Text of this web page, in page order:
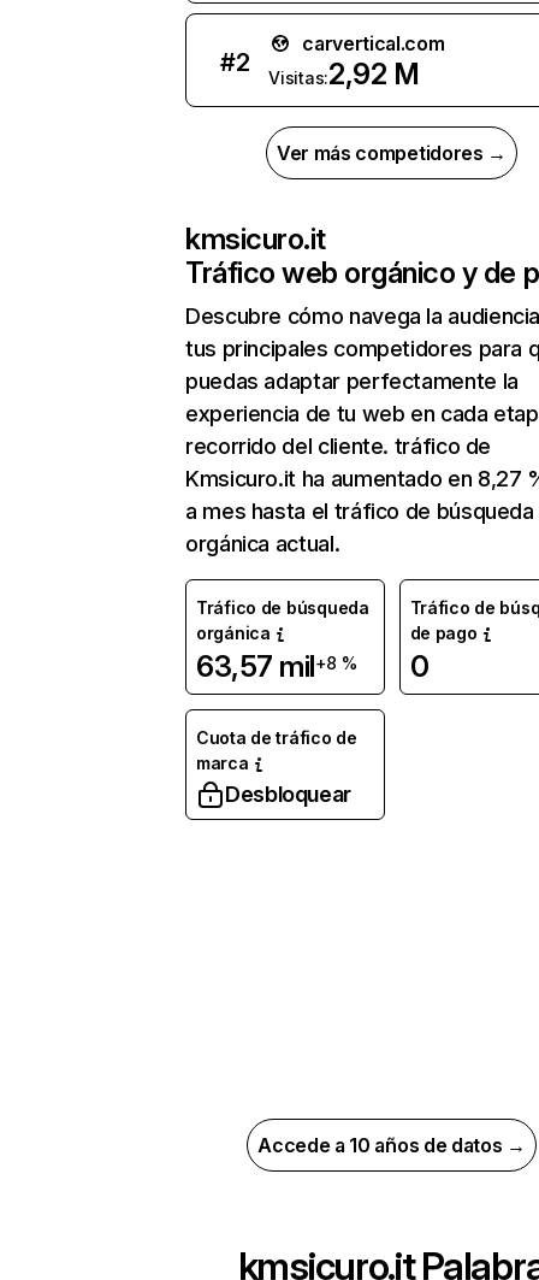
#2
carvertical.com
Visitas:2,92 M
Ver más competidores →
kmsicuro.it
Tráfico web orgánico y de
Descubre cómo navega la
tus principales competidores para
puedas adaptar perfectamente la
experiencia de tu web en cada
recorrido del cliente. tráfico de
Kmsicuro.it ha aumentado en 8,27
a mes hasta el tráfico de búsqueda
orgánica actual.
Tráfico de búsqueda
orgánica
63,57 mil+8 %
Tráfico de
de pago
0
Cuota de tráfico de
marca
Desbloquear
Accede a 10 años de datos →
kmsicuro.it